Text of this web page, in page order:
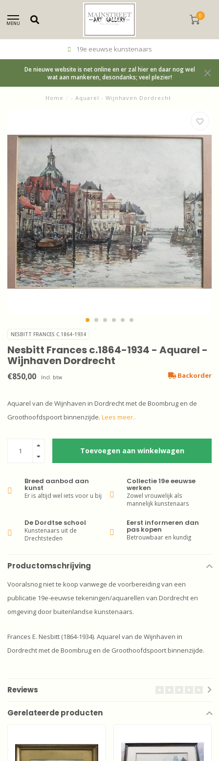
MENU
0
19e eeuwse kunstenaars
De nieuwe website is net online en er zal hier en daar nog wel
wat aan mankeren, desondanks; veel plezier!
Home / - Aquarel - Wijnhaven Dordrecht
NESBITT FRANCES C.1864-1934
Nesbitt Frances c.1864-1934 - Aquarel -
Wijnhaven Dordrecht
€850,00 Incl. btw Backorder
Aquarel van de Wijnhaven in Dordrecht met de Boombrug en de
Groothoofdspoort binnenzijde. Lees meer..
Toevoegen aan winkelwagen
Breed aanbod aan
kunst
Er is altijd wel iets voor u bij
Collectie 19e eeuwse
werken
Zowel vrouwelijk als
mannelijk kunstenaars
De Dordtse school
Kunstenaars uit de
Drechtsteden
Eerst informeren dan
pas kopen
Betrouwbaar en kundig
Productomschrijving
Vooralsnog niet te koop vanwege de voorbereiding van een
publicatie 19e-eeuwse tekeningen/aquarellen van Dordrecht en
omgeving door buitenlandse kunstenaars.
Frances E. Nesbitt (1864-1934). Aquarel van de Wijnhaven in
Dordrecht met de Boombrug en de Groothoofdspoort binnenzijde.
Reviews
Gerelateerde producten